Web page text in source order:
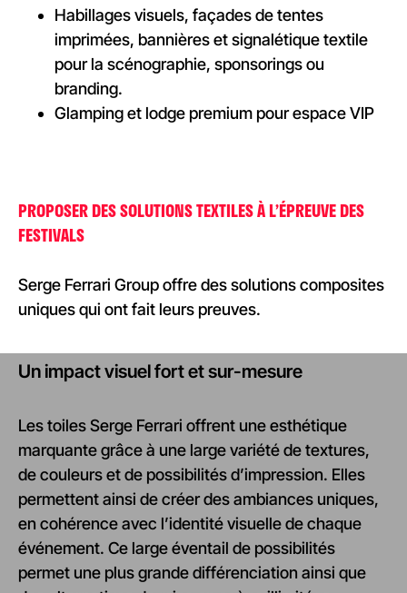
Habillages visuels, façades de tentes
imprimées, bannières et signalétique textile
pour la scénographie, sponsorings ou
branding.
Glamping et lodge premium pour espace VIP
PROPOSER DES SOLUTIONS TEXTILES À L’ÉPREUVE DES
FESTIVALS
Serge Ferrari Group offre des solutions composites
uniques qui ont fait leurs preuves.
Un impact visuel fort et sur-mesure
Les toiles Serge Ferrari offrent une esthétique
marquante grâce à une large variété de textures,
de couleurs et de possibilités d’impression. Elles
permettent ainsi de créer des ambiances uniques,
en cohérence avec l’identité visuelle de chaque
événement. Ce large éventail de possibilités
permet une plus grande différenciation ainsi que